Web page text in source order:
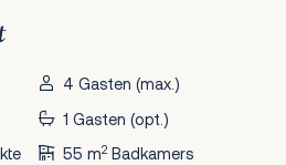
4 Gasten (max.)
1 Gasten (opt.)
55 m2Badkamers